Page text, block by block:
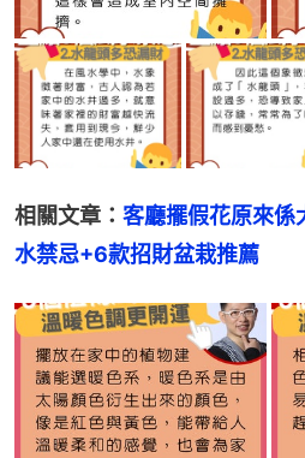
相關文章： 客廳擺假花原來係
水禁忌+6款招財盆栽推薦